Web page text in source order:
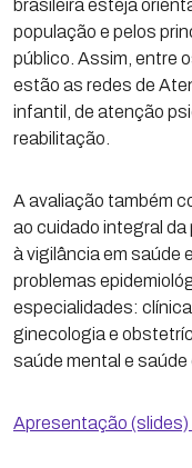
brasileira esteja
população e pelos
público. Assim, entre
estão as redes de
infantil, de atenção
reabilitação.
A avaliação também
ao cuidado integral da
à vigilância em saúde
problemas
especialidades:
ginecologia e
saúde mental e saúde
Apresentação (slides)